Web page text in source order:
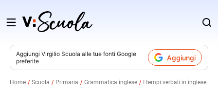
Salta
contenuto
Aggiungi Virgilio Scuola alle tue fonti Google
preferite
Aggiungi
Home Scuola Primaria Grammatica inglese I tempi verbali in inglese